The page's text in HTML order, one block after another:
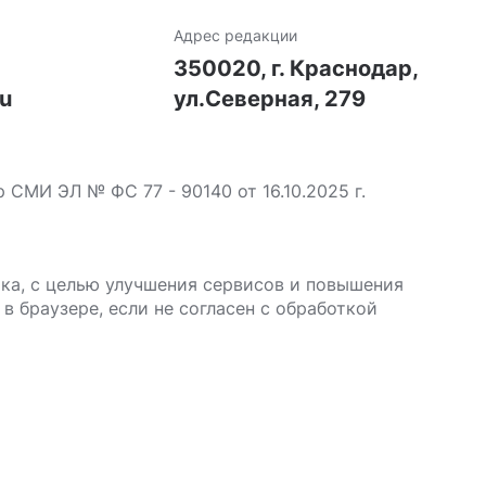
Адрес редакции
350020, г. Краснодар,
ул.Северная, 279
СМИ ЭЛ № ФС 77 - 90140 от 16.10.2025 г.
с целью улучшения сервисов и повышения
браузере, если не согласен с обработкой